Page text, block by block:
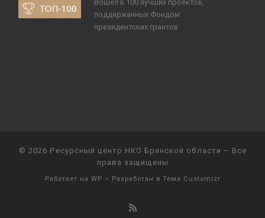
Вошел в 100 лучших проектов,
поддержанных Фондом
президентских грантов
© 2026 Ресурсный центр НКО Брянской области – Все
права защищены
Работает на WP – Разработан в Тема Customizr